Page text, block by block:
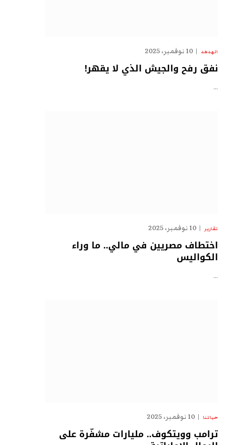
الهدهد 10 نوفمبر، 2025
نفق رفح والجيش الذي لا يقهر!
…
تقارير 10 نوفمبر، 2025
اختطاف مصريين في مالي.. ما وراء
الكواليس
…
حياتنا 10 نوفمبر، 2025
ترامب وويتكوف.. مليارات مشفّرة على